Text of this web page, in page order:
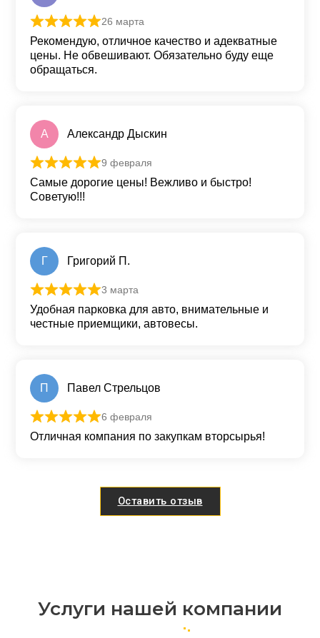
Оценка из 5
26 марта
Рекомендую, отличное качество и адекватные
цены. Не обвешивают. Обязательно буду еще
обращаться.
А Александр Дыскин
Оценка 5из 5
9 февраля
Самые дорогие цены! Вежливо и быстро!
Советую!!!
Г Григорий П.
Оценка из 5
3 марта
Удобная парковка для авто, внимательные и
честные приемщики, автовесы.
П Павел Стрельцов
Оценка 5из 5
6 февраля
Отличная компания по закупкам вторсырья!
Оставить отзыв
Услуги нашей компании